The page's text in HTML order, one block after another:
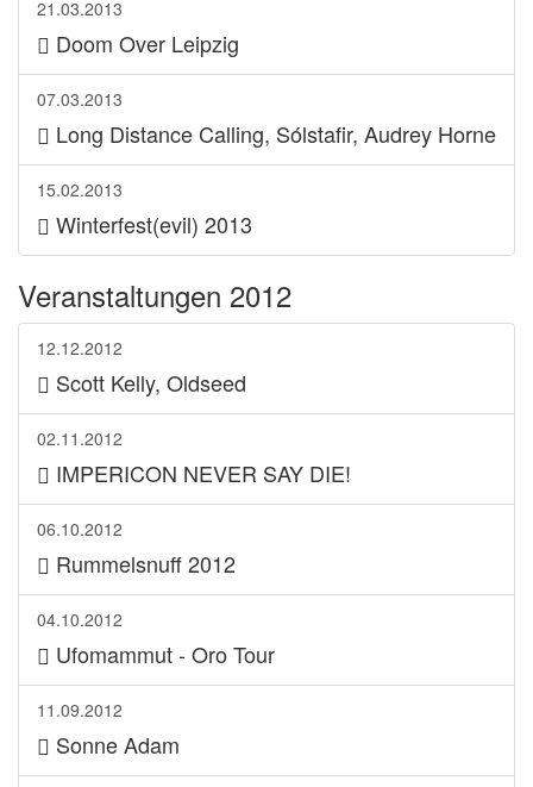
21.03.2013
Doom Over Leipzig
07.03.2013
Long Distance Calling, Sólstafir, Audrey Horne
15.02.2013
Winterfest(evil) 2013
Veranstaltungen 2012
12.12.2012
Scott Kelly, Oldseed
02.11.2012
IMPERICON NEVER SAY DIE!
06.10.2012
Rummelsnuff 2012
04.10.2012
Ufomammut - Oro Tour
11.09.2012
Sonne Adam